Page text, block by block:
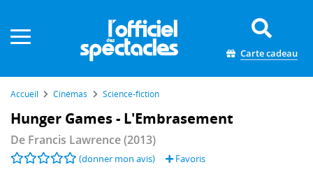
Carte cadeau
Accueil Cinémas Science-fiction
Hunger Games - L'Embrasement
De Francis Lawrence(2013)
(donner mon avis) Favoris